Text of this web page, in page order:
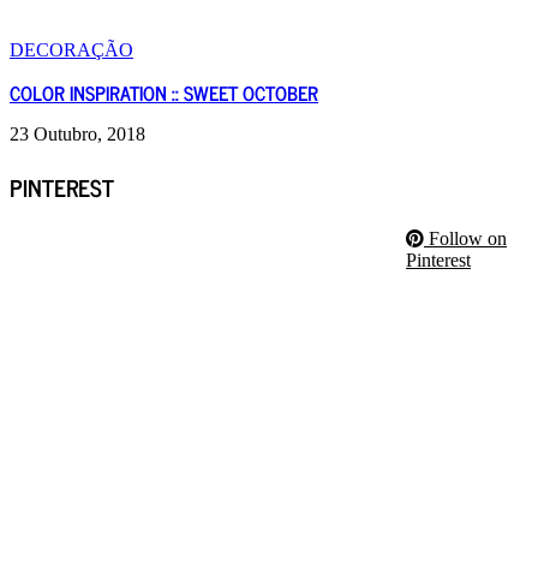
DECORAÇÃO
COLOR INSPIRATION :: SWEET OCTOBER
23 Outubro, 2018
PINTEREST
Follow on
Pinterest